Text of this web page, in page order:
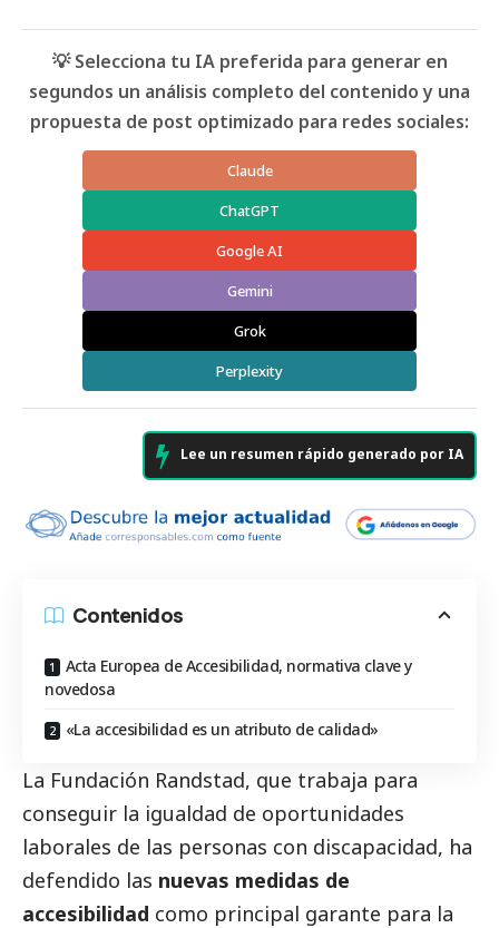
💡 Selecciona tu IA preferida para generar en
segundos un análisis completo del contenido y una
propuesta de post optimizado para redes sociales:
Claude
ChatGPT
Google AI
Gemini
Grok
Perplexity
Lee un resumen rápido generado por IA
Contenidos
Acta Europea de Accesibilidad, normativa clave y
novedosa
«La accesibilidad es un atributo de calidad»
La Fundación Randstad, que trabaja para
conseguir la igualdad de oportunidades
laborales de las personas con discapacidad, ha
defendido las nuevas medidas de
accesibilidad como principal garante para la